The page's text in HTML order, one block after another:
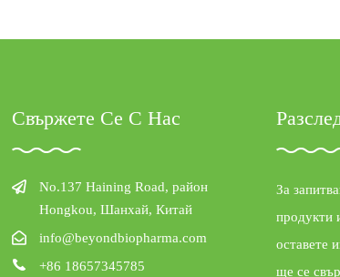
Свържете Се С Нас
No.137 Haining Road, район
Hongkou, Шанхай, Китай
info@beyondbiopharma.com
+86 18657345785
За
продукти
оставете
ще се